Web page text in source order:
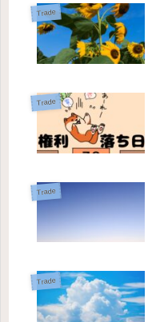
Trade
Trade
Trade
Trade